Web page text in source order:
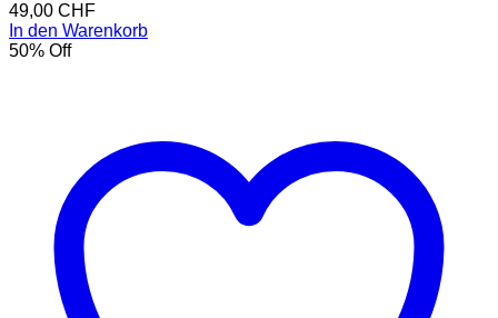
49,00 CHF
In den Warenkorb
50% Off